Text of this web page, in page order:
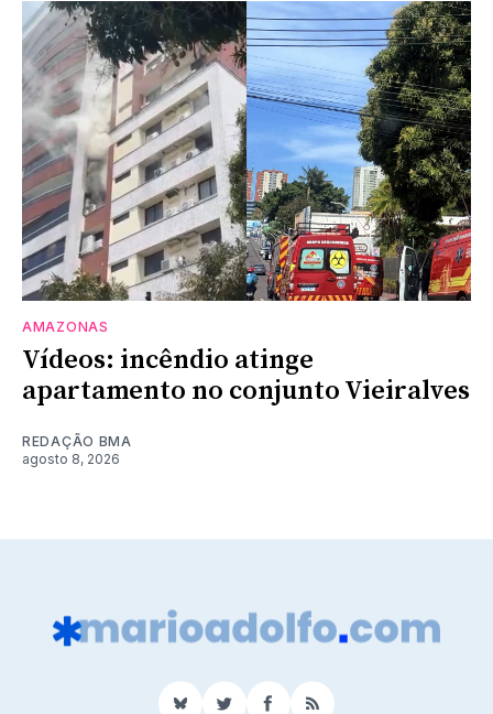
AMAZONAS
Vídeos: incêndio atinge
apartamento no conjunto Vieiralves
REDAÇÃO BMA
agosto 8, 2026